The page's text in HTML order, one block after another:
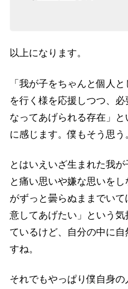
以上になります。
「我が子をちゃんと個人
を行く様を応援しつつ、
なってあげられる存在」
に感じます。僕もそう思う
とはいえいざ生まれた我
と痛い思いや嫌な思いを
がずっと曇らぬままでい
意してあげたい」という
ているけど、自分の中に
すね。
それでもやっぱり僕自身